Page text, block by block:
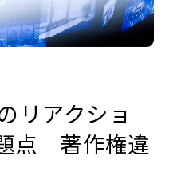
リアクショ
点 著作権違